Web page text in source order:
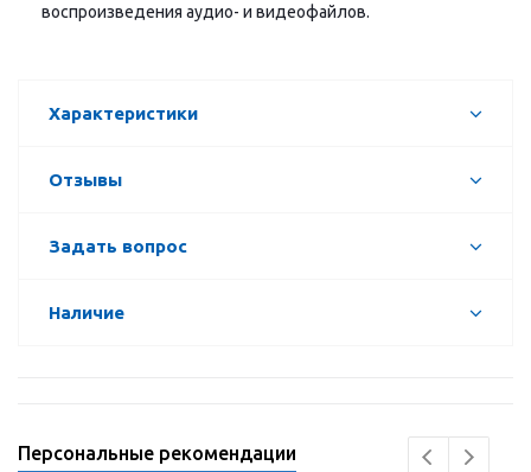
воспроизведения аудио- и видеофайлов.
Характеристики
Отзывы
Задать вопрос
Наличие
Персональные рекомендации